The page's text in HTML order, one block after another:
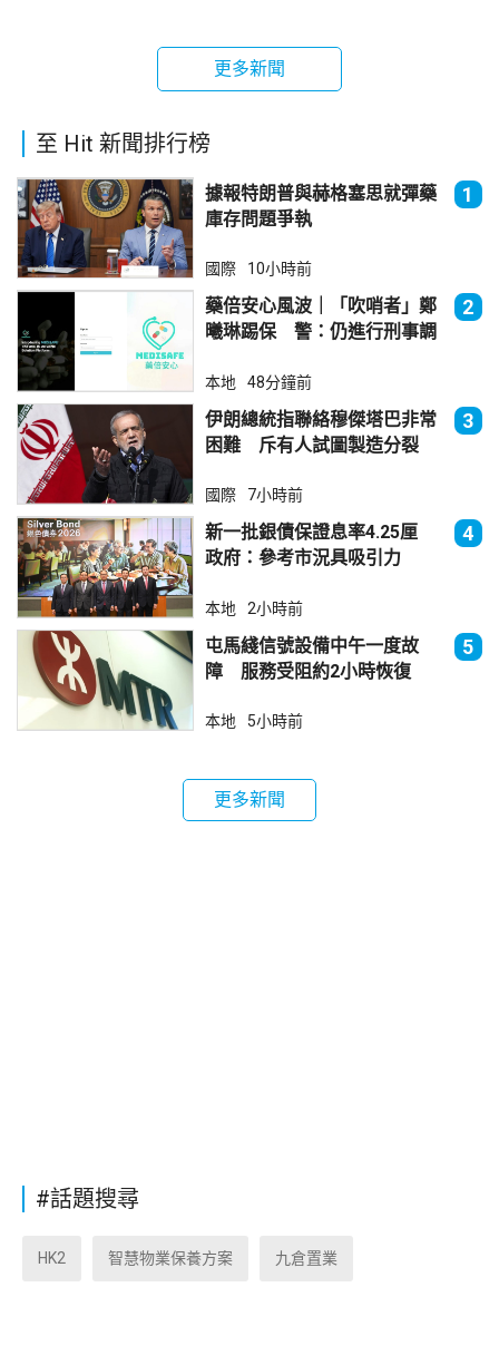
更多新聞
至 Hit 新聞排行榜
據報特朗普與赫格塞思就彈藥
庫存問題爭執
1
國際 10小時前
藥倍安心風波｜「吹哨者」鄭
曦琳踢保 警：仍進行刑事調
2
本地 48分鐘前
伊朗總統指聯絡穆傑塔巴非常
困難 斥有人試圖製造分裂
3
國際 7小時前
新一批銀債保證息率4.25厘
政府：參考市況具吸引力
4
本地 2小時前
屯馬綫信號設備中午一度故
障 服務受阻約2小時恢復
5
本地 5小時前
更多新聞
#話題搜尋
HK2 智慧物業保養方案 九倉置業